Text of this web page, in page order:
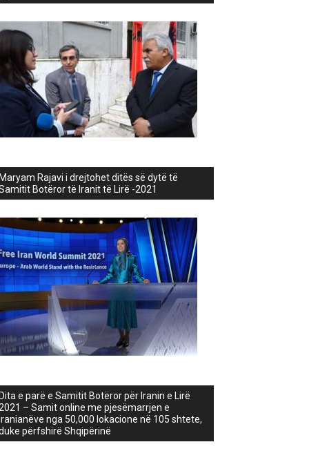
Rajavi i drejtohet ditës së dytë të
Botëror të Iranit të Lirë -2021
e parë e Samitit Botëror për Iranin e Lirë
– Samit online me pjesëmarrjen e
nga 50,000 lokacione në 105 shtete,
përfshirë Shqipërinë